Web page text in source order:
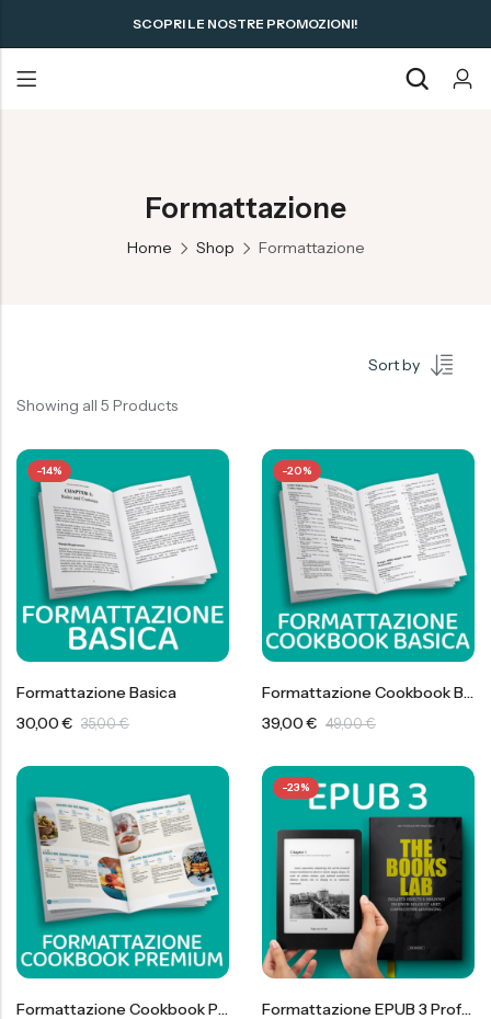
SCOPRI LE NOSTRE PROMOZIONI!
Formattazione
Home Shop Formattazione
Sort by
Showing all 5 Products
-14%
Formattazione Basica
30,00€ 35,00€
-20%
Formattazione Cookbook Basica
39,00€ 49,00€
Formattazione Cookbook Premium
-23%
Formattazione EPUB 3 Professionale Per Ebook/Kindle Accessibili